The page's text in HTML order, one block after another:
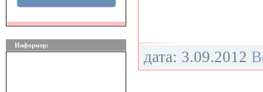
Информер:
дата: 3.09.2012